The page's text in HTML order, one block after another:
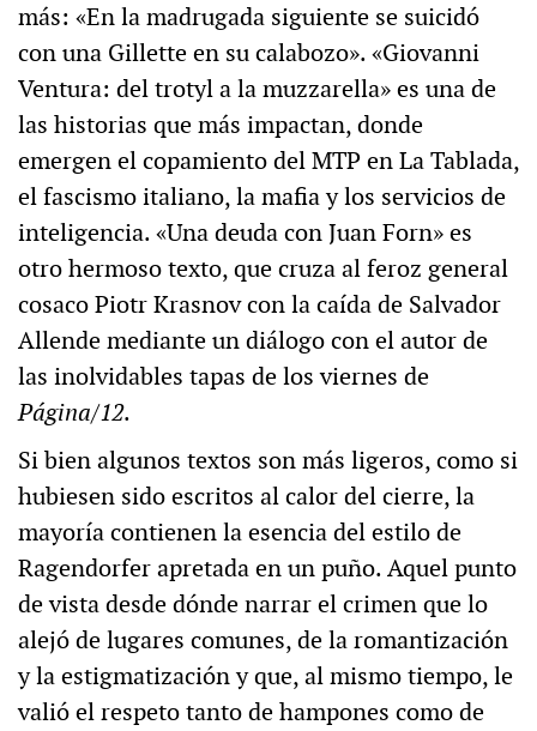
más: «En la madrugada siguiente se suicidó
con una Gillette en su calabozo». «Giovanni
Ventura: del trotyl a la muzzarella» es una de
las historias que más impactan, donde
emergen el copamiento del MTP en La Tablada,
el fascismo italiano, la mafia y los servicios de
inteligencia. «Una deuda con Juan Forn» es
otro hermoso texto, que cruza al feroz general
cosaco Piotr Krasnov con la caída de Salvador
Allende mediante un diálogo con el autor de
las inolvidables tapas de los viernes de
Página/12.
Si bien algunos textos son más ligeros, como si
hubiesen sido escritos al calor del cierre, la
mayoría contienen la esencia del estilo de
Ragendorfer apretada en un puño. Aquel punto
de vista desde dónde narrar el crimen que lo
alejó de lugares comunes, de la romantización
y la estigmatización y que, al mismo tiempo, le
valió el respeto tanto de hampones como de